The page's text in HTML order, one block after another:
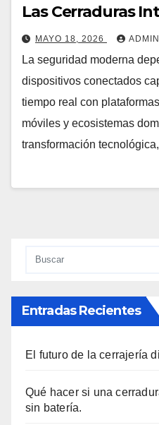
Las Cerraduras
MAYO 18, 2026 ADMIN
La seguridad moderna
dispositivos conectados
tiempo real con
móviles y ecosistemas
transformación
Entradas Recientes
El futuro de la cerrajería
Qué hacer si una
sin batería.